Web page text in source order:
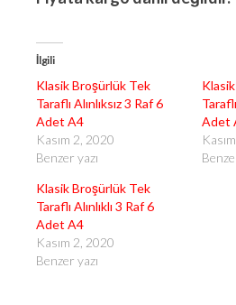
İlgili
Klasik Broşürlük Tek
Taraflı Alınlıksız 3 Raf 6
Adet A4
Kasım 2, 2020
Benzer yazı
Adet
Klasik Broşürlük Tek
Taraflı Alınlıklı 3 Raf 6
Adet A4
Kasım 2, 2020
Benzer yazı